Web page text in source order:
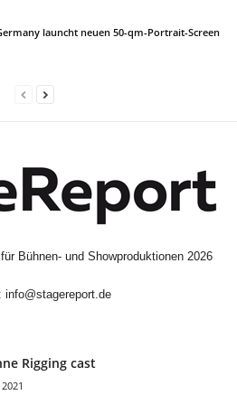
launcht neuen 50-qm-Portrait-Screen
Bühnen- und Showproduktionen 2026
info@stagereport.de
Rigging cast